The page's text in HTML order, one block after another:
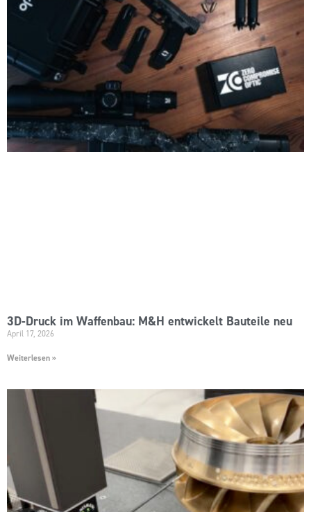
3D-Druck im Waffenbau: M&H entwickelt Bauteile neu
April 17, 2026
Weiterlesen »